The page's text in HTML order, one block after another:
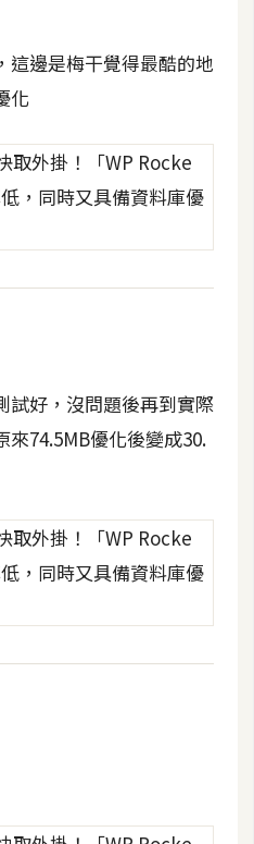
這邊是梅干覺得最酷的地
化
好，沒問題後再到實際
74.5MB優化後變成30.